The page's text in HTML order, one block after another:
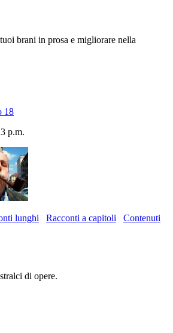
brani in prosa e migliorare nella
18
p.m.
lunghi Racconti a capitoli
Contenuti
di opere.